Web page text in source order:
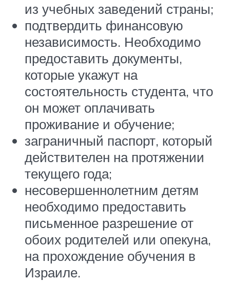
из учебных заведений страны;
подтвердить финансовую
независимость. Необходимо
предоставить документы,
которые укажут на
состоятельность студента, что
он может оплачивать
проживание и обучение;
заграничный паспорт, который
действителен на протяжении
текущего года;
несовершеннолетним детям
необходимо предоставить
письменное разрешение от
обоих родителей или опекуна,
на прохождение обучения в
Израиле.